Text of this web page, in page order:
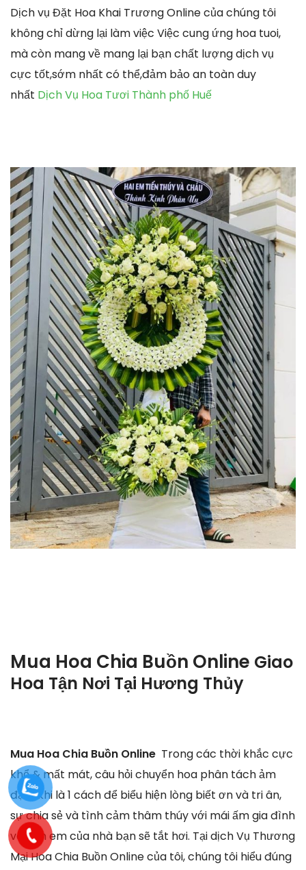
Dịch vụ Đặt Hoa Khai Trương Online của chúng tôi
không chỉ dừng lại làm việc Việc cung ứng hoa tuoi,
mà còn mang về mang lại bạn chất lượng dịch vụ
cực tốt,sớm nhất có thể,đảm bảo an toàn duy
nhất Dịch Vụ Hoa Tươi Thành phố Huế
Mua Hoa Chia Buồn Online Giao
Hoa Tận Nơi Tại Hương Thủy
Mua Hoa Chia Buồn Online Trong các thời khắc cực
khổ & mất mát, câu hỏi chuyển hoa phân tách ảm
đạm khi là 1 cách để biểu hiện lòng biết ơn và tri ân,
sự chia sẻ và tình cảm thâm thúy với mái ấm gia đình
và anh em của nhà bạn sẽ tắt hơi. Tại dịch Vụ Thương
Mại Hoa Chia Buồn Online của tôi, chúng tôi hiểu đúng